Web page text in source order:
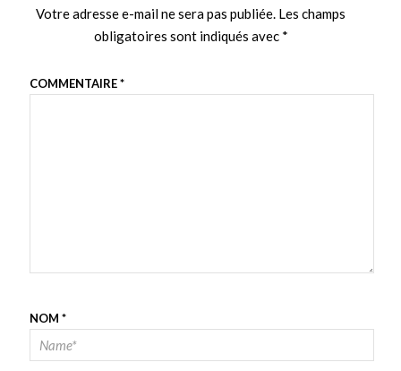
Votre adresse e-mail ne sera pas publiée. Les champs
obligatoires sont indiqués avec *
COMMENTAIRE*
NOM *